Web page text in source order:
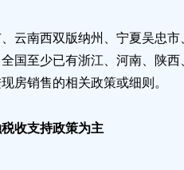
云南西双版纳州、宁夏吴忠
国至少已有浙江、河南、陕
房销售的相关政策或细则。
收支持政策为主